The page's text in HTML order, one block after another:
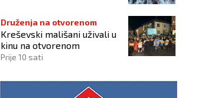
Druženja na otvorenom
Kreševski mališani uživali u
kinu na otvorenom
Prije 10 sati